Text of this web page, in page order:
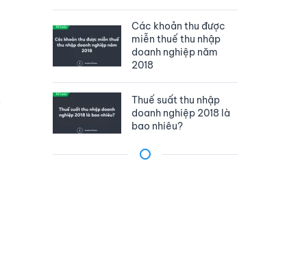
Các khoản thu được
miễn thuế thu nhập
doanh nghiệp năm
2018
Thuế suất thu nhập
doanh nghiệp 2018 là
bao nhiêu?